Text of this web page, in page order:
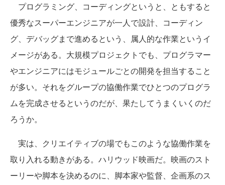
プログラミング、コーディングというと、ともすると
優秀なスーパーエンジニアが一人で設計、コーディン
グ、デバッグまで進めるという、属人的な作業というイ
メージがある。大規模プロジェクトでも、プログラマー
やエンジニアにはモジュールごとの開発を担当すること
が多い。それをグループの協働作業でひとつのプログラ
ムを完成させるというのだが、果たしてうまくいくのだ
ろうか。
実は、クリエイティブの場でもこのような協働作業を
取り入れる動きがある。ハリウッド映画だ。映画のスト
ーリーや脚本を決めるのに、脚本家や監督、企画系のス